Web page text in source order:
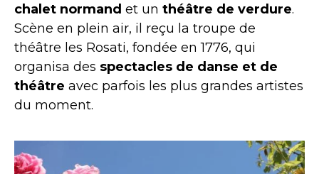
chalet normand et un théâtre de verdure.
Scène en plein air, il reçu la troupe de
théâtre les Rosati, fondée en 1776, qui
organisa des spectacles de danse et de
théâtre avec parfois les plus grandes artistes
du moment.